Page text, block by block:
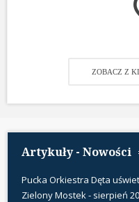
ZOBACZ Z
Artykuły - Nowości
Pucka Orkiestra Dęta
Zielony Mostek - sierpień